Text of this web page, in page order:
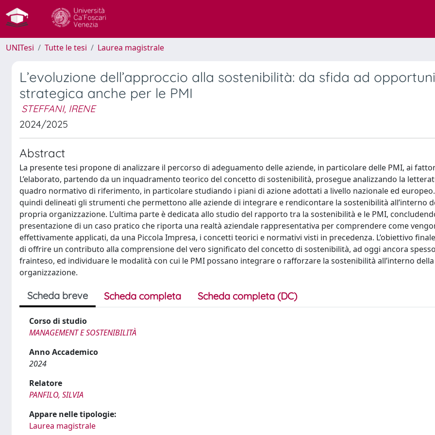
UNITesi Tutte le tesi Laurea magistrale
L’evoluzione dell’approccio alla sostenibilità: da sfida ad
strategica anche per le PMI
STEFFANI, IRENE
2024/2025
Abstract
La presente tesi propone di analizzare il percorso di adeguamento delle aziende, in particolare delle PMI, ai
L’elaborato, partendo da un inquadramento teorico del concetto di sostenibilità, prosegue analizzando la
quadro normativo di riferimento, in particolare studiando i piani di azione adottati a livello nazionale ed
quindi delineati gli strumenti che permettono alle aziende di integrare e rendicontare la sostenibilità all’interno
propria organizzazione. L’ultima parte è dedicata allo studio del rapporto tra la sostenibilità e le PMI,
presentazione di un caso pratico che riporta una realtà aziendale rappresentativa per comprendere come
effettivamente applicati, da una Piccola Impresa, i concetti teorici e normativi visti in precedenza. L’obiettivo
di offrire un contributo alla comprensione del vero significato del concetto di sostenibilità, ad oggi ancora spesso
frainteso, ed individuare le modalità con cui le PMI possano integrare o rafforzare la sostenibilità all’interno
organizzazione.
Scheda breve Scheda completa Scheda completa (DC)
Corso di studio
MANAGEMENT E SOSTENIBILITÀ
Anno Accademico
2024
Relatore
PANFILO, SILVIA
Appare nelle tipologie:
Laurea magistrale